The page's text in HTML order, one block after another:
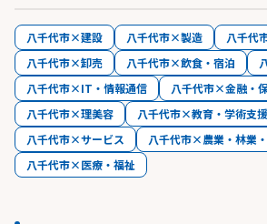
八千代市×建設 八千代市×製造
八千代
八千代市×卸売
八千代市×飲食・宿泊
八千代市×IT・情報通信
八千代市×金融・
八千代市×理美容
八千代市×教育・学術支援
八千代市×サービス
八千代市×農業・林業
八千代市×医療・福祉